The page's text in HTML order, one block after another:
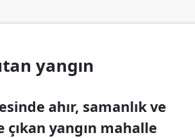
yangın
ahır, samanlık ve
yangın mahalle